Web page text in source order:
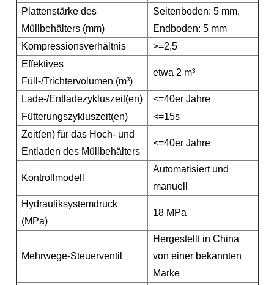
Plattenstärke des
Müllbehälters (mm)
Seitenboden: 5 mm,
Endboden: 5 mm
Kompressionsverhältnis
>=2,5
Effektives
Füll-/Trichtervolumen (m³)
etwa 2 m³
Lade-/Entladezykluszeit(en)
<=40er Jahre
Fütterungszykluszeit(en)
<=15s
Zeit(en) für das Hoch- und
Entladen des Müllbehälters
<=40er Jahre
Kontrollmodell
Automatisiert und
manuell
Hydrauliksystemdruck
(MPa)
18 MPa
Mehrwege-Steuerventil
Hergestellt in China
von einer bekannten
Marke